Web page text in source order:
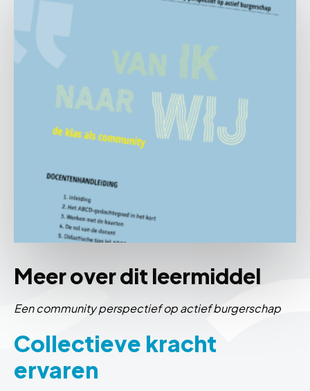
Meer over dit leermiddel
Een community perspectief op actief burgerschap
Collectieve kracht
ervaren